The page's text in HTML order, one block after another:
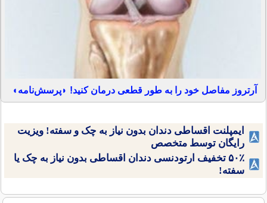
آرتروز مفاصل خود را به طور قطعی درمان کنید! ◗پرسش‌نامه◖
ایمپلنت اقساطی دندان بدون نیاز به چک و سفته! ویزیت
رایگان توسط متخصص
۵۰٪ تخفیف ارتودنسی دندان اقساطی بدون نیاز به چک یا
سفته!